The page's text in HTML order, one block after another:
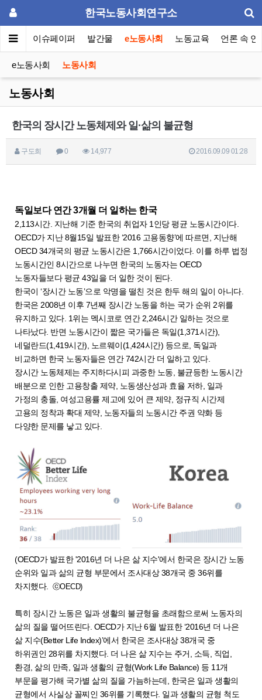
한국노동사회연구소
포럼 이슈페이퍼 발간물 e노동사회 노동교육 언론 속 연
e노동사회 노동사회
노동사회
한국의 장시간 노동체제와 일·삶의 불균형
구도희 0 14,977 2016.09.09 01:28
독일보다 연간 3개월 더 일하는 한국
2,113시간. 지난해 기준 한국의 취업자 1인당 평균 노동시간이다.
OECD가 지난 8월15일 발표한 ‘2016 고용동향’에 따르면, 지난해
OECD 34개국의 평균 노동시간은 1,766시간이었다. 이를 하루 법정
노동시간인 8시간으로 나누면 한국의 노동자는 OECD
노동자들보다 평균 43일을 더 일한 것이 된다.
한국이 ‘장시간 노동’으로 악명을 떨친 것은 한두 해의 일이 아니다.
한국은 2008년 이후 7년째 장시간 노동을 하는 국가 순위 2위를
유지하고 있다. 1위는 멕시코로 연간 2,246시간 일하는 것으로
나타났다. 반면 노동시간이 짧은 국가들은 독일(1,371시간),
네덜란드(1,419시간), 노르웨이(1,424시간) 등으로, 독일과
비교하면 한국 노동자들은 연간 742시간 더 일하고 있다.
장시간 노동체제는 주지하다시피 과중한 노동, 불균등한 노동시간
배분으로 인한 고용창출 제약, 노동생산성과 효율 저하, 일과
가정의 충돌, 여성고용률 제고에 있어 큰 제약, 정규직 시간제
고용의 정착과 확대 제약, 노동자들의 노동시간 주권 약화 등
다양한 문제를 낳고 있다.
(OECD가 발표한 '2016년 더 나은 삶 지수'에서 한국은 장시간 노동
순위와 일과 삶의 균형 부문에서 조사대상 38개국 중 36위를
차지했다. ⓒOECD)
특히 장시간 노동은 일과 생활의 불균형을 초래함으로써 노동자의
삶의 질을 떨어뜨린다. OECD가 지난 6월 발표한 ‘2016년 더 나은
삶 지수(Better Life Index)’에서 한국은 조사대상 38개국 중
하위권인 28위를 차지했다. 더 나은 삶 지수는 주거, 소득, 직업,
환경, 삶의 만족, 일과 생활의 균형(Work Life Balance) 등 11개
부문을 평가해 국가별 삶의 질을 가늠하는데, 한국은 일과 생활의
균형에서 사실상 꼴찌인 36위를 기록했다. 일과 생활의 균형 척도